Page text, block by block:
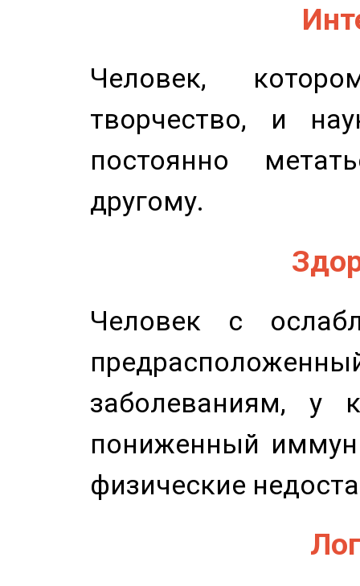
Человек,
творчество, и
постоянно
другому.
Человек с
заболеваниям, у
пониженный
физические